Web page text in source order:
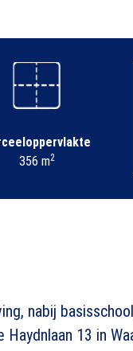
356 m2
nabij
13 in